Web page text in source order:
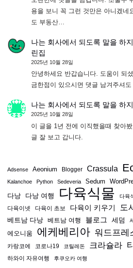
용을 보니 꼭 그런 것만은 아니겠네
도 부동산…
나는 회사에서 되도록 말을 하
린집
2025년 10월 28일
안녕하세요 반갑습니다. 도움이 되
금한점이 있으시면 댓글 남겨주셔도
나는 회사에서 되도록 말을 하
2025년 10월 28일
이 글을 1년 전에 이직했을때 찾아
글 잘 보고 갑니다.
Adsense Aeonium Blogger Crassula
Kalanchoe Python Sedeveria Sedum
다낭 다낭 여행 다육식물 다육
다육이넷 다육이 초보 다육이 키우기 도
베트남 다낭 베트남 여행 블로그 세덤
에오니움 에케베리아 워드프레
카랑코에 코로나19 코틸레돈 크라슐라
하와이 자유여행 후쿠오카 여행